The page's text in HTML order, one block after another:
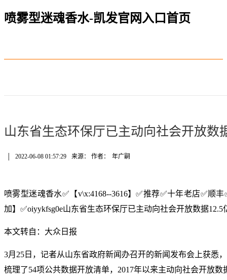
喷雾型迷魂香水-凯发官网入口首页
山东省生态环保厅已主动向社会开放数
2022-06-08 01:57:29 来源： 作者： 年广嗣
喷雾型迷魂香水✅【v\x:4168--3616】✅推荐✅十年老店✅顺
加】✅oiyykfsg0e山东省生态环保厅已主动向社会开放数据12.5
本文转自：大众日报
3月25日，记者从山东省政府新闻办召开的新闻发布会上获悉
梳理了54项公共数据开放清单，2017年以来主动向社会开放数